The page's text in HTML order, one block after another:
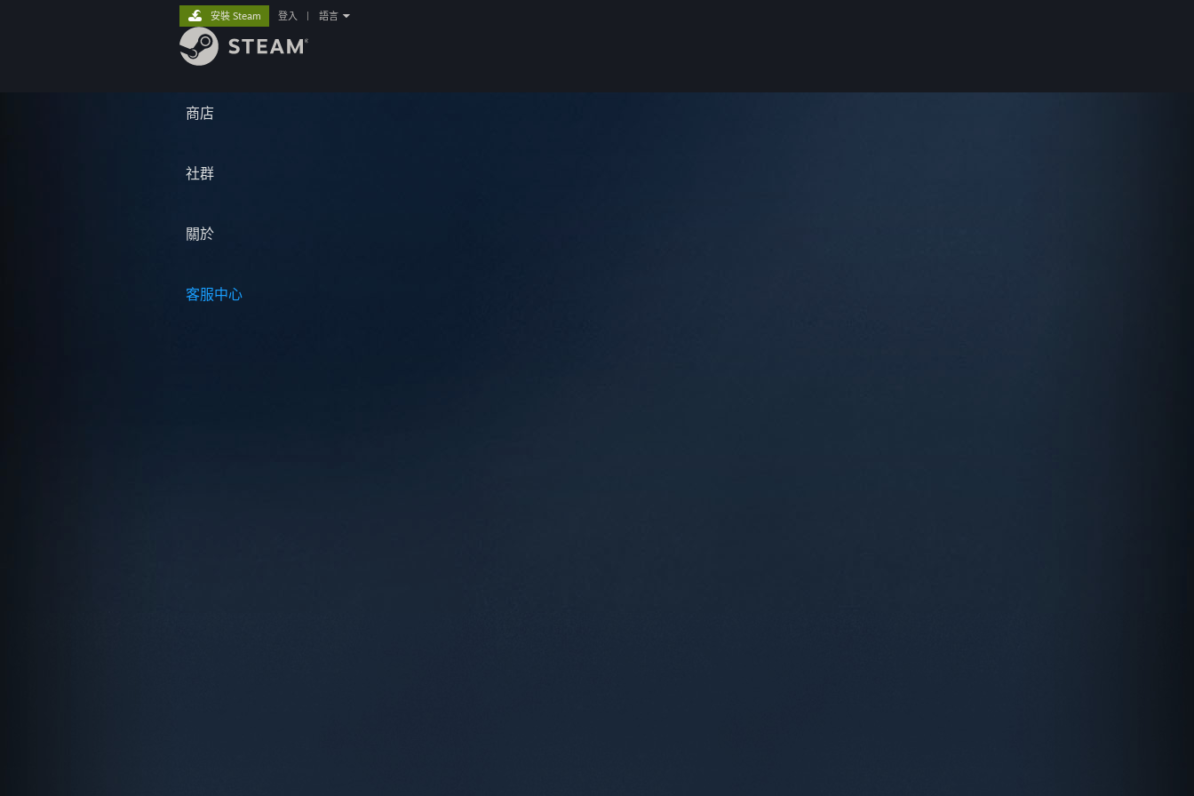
商店
社群
關於
客服中心
安裝 Steam 登入 語言